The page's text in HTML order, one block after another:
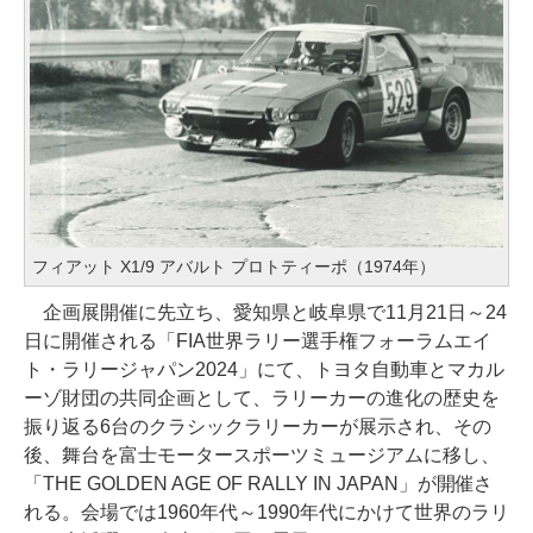
フィアット X1/9 アバルト プロトティーポ（1974年）
企画展開催に先立ち、愛知県と岐阜県で11月21日～24
日に開催される「FIA世界ラリー選手権フォーラムエイ
ト・ラリージャパン2024」にて、トヨタ自動車とマカル
ーゾ財団の共同企画として、ラリーカーの進化の歴史を
振り返る6台のクラシックラリーカーが展示され、その
後、舞台を富士モータースポーツミュージアムに移し、
「THE GOLDEN AGE OF RALLY IN JAPAN」が開催さ
れる。会場では1960年代～1990年代にかけて世界のラリ